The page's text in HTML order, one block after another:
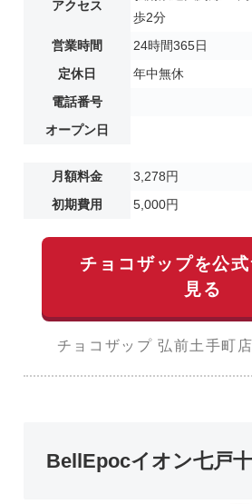
アクセス
歩2分
営業時間
24時間365日
定休日
年中無休
電話番号
オープン日
月額料金
3,278円
初期費用
5,000円
チョコザップを公
見る
チョコザップ 弘前土手町
BellEpocイオン七戸